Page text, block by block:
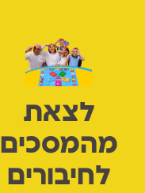
המתויגים “תמיכה”
חיבור
לצאת
מהמסכים
לחיבורים